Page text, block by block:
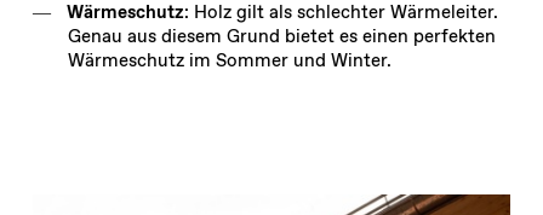
Wärmeschutz: Holz gilt als schlechter Wärmeleiter.
Genau aus diesem Grund bietet es einen perfekten
Wärmeschutz im Sommer und Winter.